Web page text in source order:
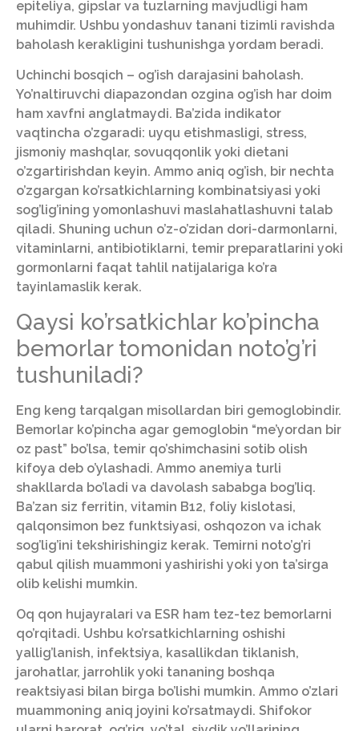
epiteliya, gipslar va tuzlarning mavjudligi ham
muhimdir. Ushbu yondashuv tanani tizimli ravishda
baholash kerakligini tushunishga yordam beradi.
Uchinchi bosqich – og’ish darajasini baholash.
Yo’naltiruvchi diapazondan ozgina og’ish har doim
ham xavfni anglatmaydi. Ba’zida indikator
vaqtincha o’zgaradi: uyqu etishmasligi, stress,
jismoniy mashqlar, sovuqqonlik yoki dietani
o’zgartirishdan keyin. Ammo aniq og’ish, bir nechta
o’zgargan ko’rsatkichlarning kombinatsiyasi yoki
sog’lig’ining yomonlashuvi maslahatlashuvni talab
qiladi. Shuning uchun o’z-o’zidan dori-darmonlarni,
vitaminlarni, antibiotiklarni, temir preparatlarini yoki
gormonlarni faqat tahlil natijalariga ko’ra
tayinlamaslik kerak.
Qaysi ko’rsatkichlar ko’pincha
bemorlar tomonidan noto’g’ri
tushuniladi?
Eng keng tarqalgan misollardan biri gemoglobindir.
Bemorlar ko’pincha agar gemoglobin “me’yordan bir
oz past” bo’lsa, temir qo’shimchasini sotib olish
kifoya deb o’ylashadi. Ammo anemiya turli
shakllarda bo’ladi va davolash sababga bog’liq.
Ba’zan siz ferritin, vitamin B12, foliy kislotasi,
qalqonsimon bez funktsiyasi, oshqozon va ichak
sog’lig’ini tekshirishingiz kerak. Temirni noto’g’ri
qabul qilish muammoni yashirishi yoki yon ta’sirga
olib kelishi mumkin.
Oq qon hujayralari va ESR ham tez-tez bemorlarni
qo’rqitadi. Ushbu ko’rsatkichlarning oshishi
yallig’lanish, infektsiya, kasallikdan tiklanish,
jarohatlar, jarrohlik yoki tananing boshqa
reaktsiyasi bilan birga bo’lishi mumkin. Ammo o’zlari
muammoning aniq joyini ko’rsatmaydi. Shifokor